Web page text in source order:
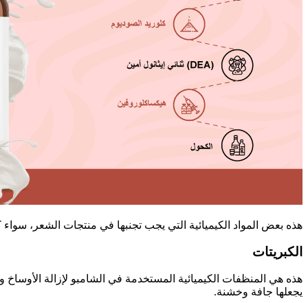
هذه بعض المواد الكيميائية التي يجب تجنبها في منتجات الشعر،
الكبريتات
هذه هي المنظفات الكيميائية المستخدمة في الشامبو لإزالة
يجعلها جافة وخشنة.